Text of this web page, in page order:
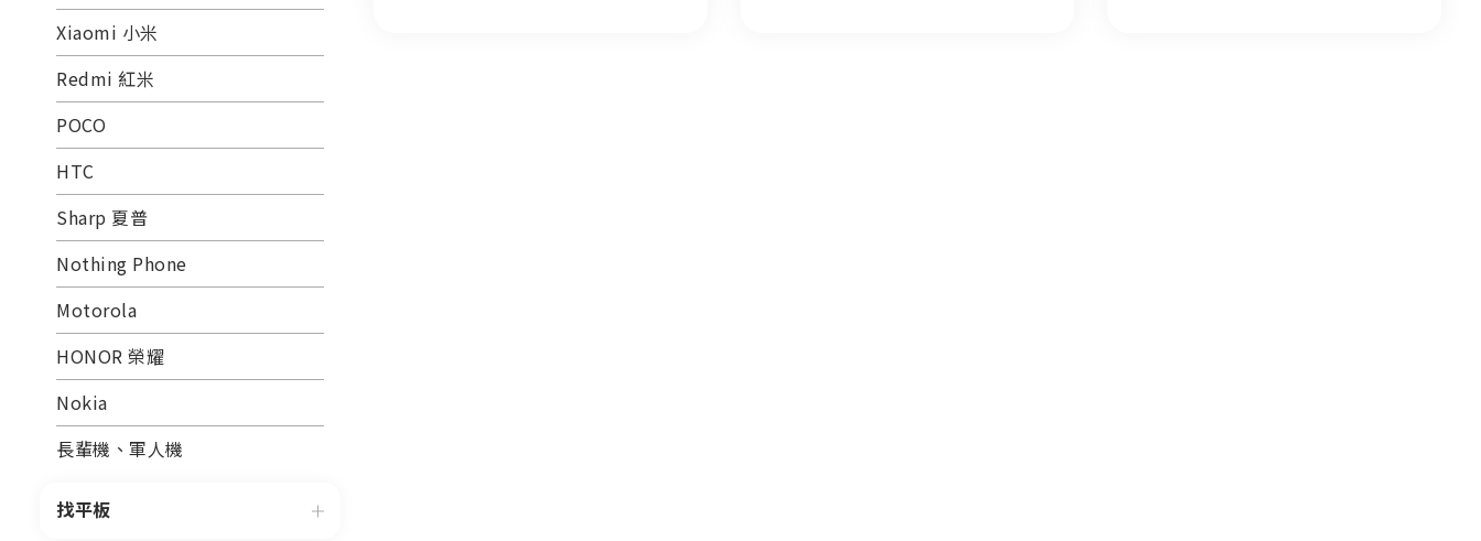
Xiaomi 小米
Redmi 紅米
POCO
HTC
Sharp 夏普
Nothing Phone
Motorola
HONOR 榮耀
Nokia
長輩機、軍人機
找平板